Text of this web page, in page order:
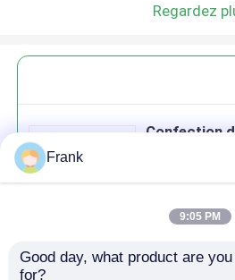
Regardez
Confection
Continuer
Frank
9:05 PM
Good day, what product are
for?